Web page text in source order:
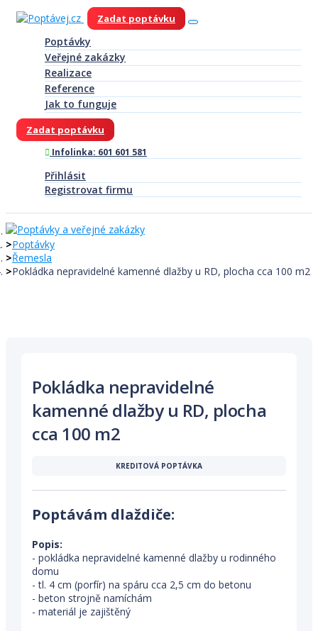
Zadat poptávku
Poptávky
Veřejné zakázky
Realizace
Reference
Jak to funguje
Zadat poptávku
Infolinka: 601 601 581
Přihlásit
Registrovat firmu
Poptávky
Řemesla
Pokládka nepravidelné kamenné dlažby u RD, plocha cca 100 m2
Pokládka nepravidelné
kamenné dlažby u RD, plocha
cca 100 m2
KREDITOVÁ POPTÁVKA
Poptávám dlaždiče:
Popis:
- pokládka nepravidelné kamenné dlažby u rodinného
domu
- tl. 4 cm (porfír) na spáru cca 2,5 cm do betonu
- beton strojně namíchám
- materiál je zajištěný